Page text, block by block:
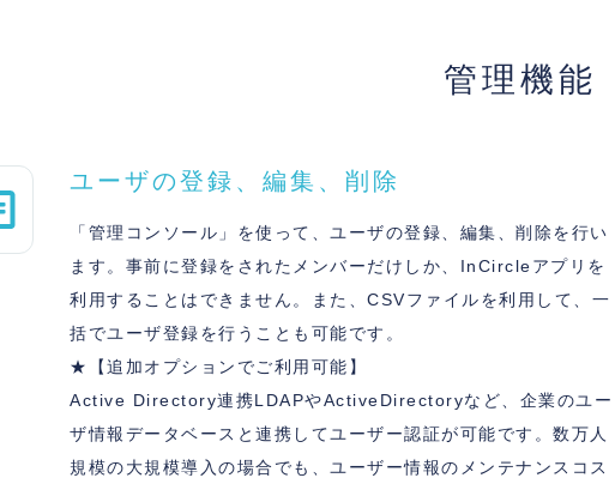
管理機能
ユーザの登録、編集、削除
「管理コンソール」を使って、ユーザの登録、編集、削除を行い
ます。事前に登録をされたメンバーだけしか、InCircleアプリを
利用することはできません。また、CSVファイルを利用して、一
括でユーザ登録を行うことも可能です。
★【追加オプションでご利用可能】
Active Directory連携LDAPやActiveDirectoryなど、企業のユー
ザ情報データベースと連携してユーザー認証が可能です。数万人
規模の大規模導入の場合でも、ユーザー情報のメンテナンスコス